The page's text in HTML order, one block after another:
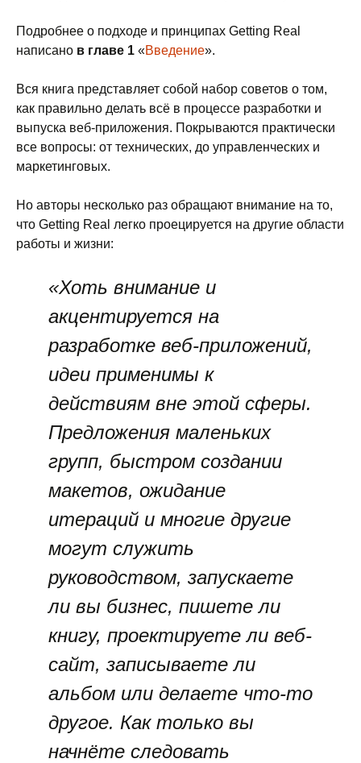
Подробнее о подходе и принципах Getting Real
написано в главе 1 «Введение».
Вся книга представляет собой набор советов о том,
как правильно делать всё в процессе разработки и
выпуска веб-приложения. Покрываются практически
все вопросы: от технических, до управленческих и
маркетинговых.
Но авторы несколько раз обращают внимание на то,
что Getting Real легко проецируется на другие области
работы и жизни:
«Хоть внимание и
акцентируется на
разработке веб-приложений,
идеи применимы к
действиям вне этой сферы.
Предложения маленьких
групп, быстром создании
макетов, ожидание
итераций и многие другие
могут служить
руководством, запускаете
ли вы бизнес, пишете ли
книгу, проектируете ли веб-
сайт, записываете ли
альбом или делаете что-то
другое. Как только вы
начнёте следовать